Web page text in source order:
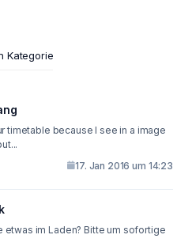
Kategorie
timetable because I see in a image
17. Jan 2016 um 14:23
etwas im Laden? Bitte um sofortige